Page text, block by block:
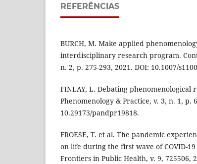
REFERÊNCIAS
BURCH, M. Make applied
interdisciplinary research program.
n. 2, p. 275-293, 2021. DOI: 10.1007/
FINLAY, L. Debating phenomenological
Phenomenology & Practice, v. 3, n. 1, p.
10.29173/pandpr19818.
FROESE, T. et al. The pandemic
on life during the first wave of COVID-
Frontiers in Public Health, v. 9, 725506,